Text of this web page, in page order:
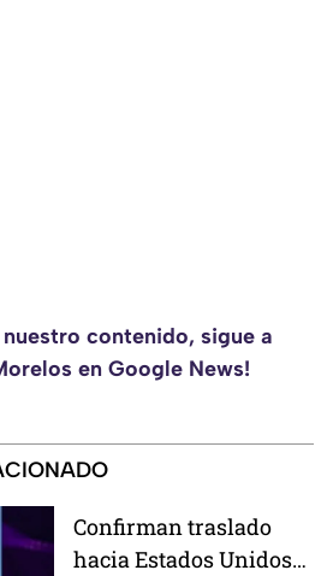
nuestro contenido, sigue a
en Google News!
Confirman traslado
hacia Estados Unidos